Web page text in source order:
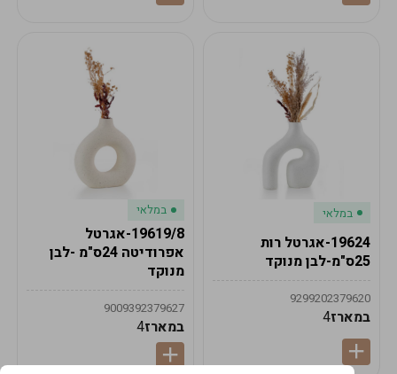
במלאי
19624-אגרטל רות
25ס"מ-לבן מנוקד
9299202379620
במארז4
במלאי
19619/8-אגרטל
אפרודיטה 24ס"מ -לבן
מנוקד
9009392379627
במארז4